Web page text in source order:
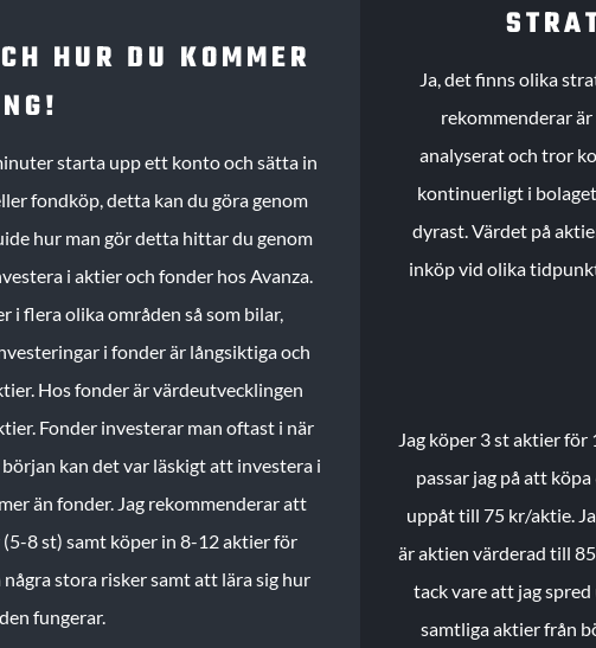
HUR DU KOMMER
starta upp ett konto och sätta in
fondköp, detta kan du göra genom
hur man gör detta hittar du genom
i aktier och fonder hos Avanza.
i flera olika områden så som bilar,
i fonder är långsiktiga och
Hos fonder är värdeutvecklingen
Fonder investerar man oftast i när
kan det var läskigt att investera i
än fonder. Jag rekommenderar att
8 st) samt köper in 8-12 aktier för
stora risker samt att lära sig hur
fungerar.
Ja, det finns olika
rekommenderar
analyserat och tror
kontinuerligt i
dyrast. Värdet på
inköp vid olika
Jag köper 3 st aktier för
passar jag på att
uppåt till 75 kr/aktie.
är aktien värderad till
tack vare att jag
samtliga aktier från